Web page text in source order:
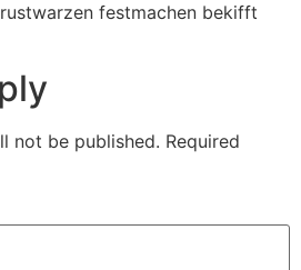
festmachen bekifft
not be published. Required